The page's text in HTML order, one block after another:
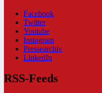
Facebook
Twitter
Youtube
Instagram
Pressearchiv
LinkedIn
RSS-Feeds